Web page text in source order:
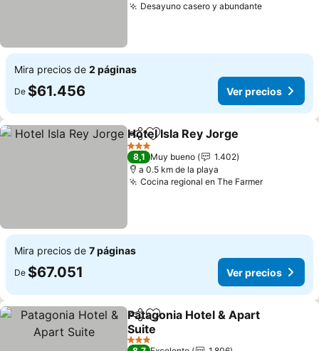
Desayuno casero y abundanteVer
Mira precios de 2 páginas
De $61.456 Ver precios
CompartirAgregar a favoritos
Hotel Isla Rey Jorge
3 Estrellas
8,1 Muy bueno
1.402
a 0.5 km de la playa
Cocina regional en The FarmerVer
Mira precios de 7 páginas
De $67.051 Ver precios
CompartirAgregar a favoritos
Patagonia Hotel & Apart
Suite
Ver precios
3 Estrellas